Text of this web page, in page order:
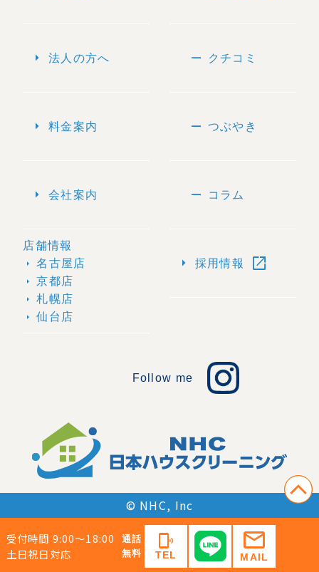
受付時間 9:00〜18:00
土日祝日対応
通話
無料
phonelink_ring
TEL
mail
MAIL
arrow_right 法人の方へ
arrow_right 料金案内
arrow_right 会社案内
店舗情報
arrow_right 名古屋店
arrow_right 京都店
arrow_right 札幌店
arrow_right 仙台店
remove クチコミ
remove つぶやき
remove コラム
arrow_right 採用情報 open_in_new
Follow me
© NHC, Inc